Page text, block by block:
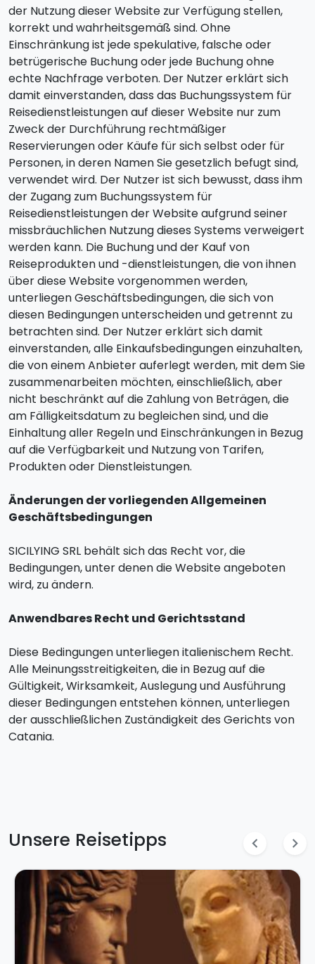
der Nutzung dieser Website zur Verfügung stellen,
korrekt und wahrheitsgemäß sind. Ohne
Einschränkung ist jede spekulative, falsche oder
betrügerische Buchung oder jede Buchung ohne
echte Nachfrage verboten. Der Nutzer erklärt sich
damit einverstanden, dass das Buchungssystem für
Reisedienstleistungen auf dieser Website nur zum
Zweck der Durchführung rechtmäßiger
Reservierungen oder Käufe für sich selbst oder für
Personen, in deren Namen Sie gesetzlich befugt sind,
verwendet wird. Der Nutzer ist sich bewusst, dass ihm
der Zugang zum Buchungssystem für
Reisedienstleistungen der Website aufgrund seiner
missbräuchlichen Nutzung dieses Systems verweigert
werden kann. Die Buchung und der Kauf von
Reiseprodukten und -dienstleistungen, die von ihnen
über diese Website vorgenommen werden,
unterliegen Geschäftsbedingungen, die sich von
diesen Bedingungen unterscheiden und getrennt zu
betrachten sind. Der Nutzer erklärt sich damit
einverstanden, alle Einkaufsbedingungen einzuhalten,
die von einem Anbieter auferlegt werden, mit dem Sie
zusammenarbeiten möchten, einschließlich, aber
nicht beschränkt auf die Zahlung von Beträgen, die
am Fälligkeitsdatum zu begleichen sind, und die
Einhaltung aller Regeln und Einschränkungen in Bezug
auf die Verfügbarkeit und Nutzung von Tarifen,
Produkten oder Dienstleistungen.
Änderungen der vorliegenden Allgemeinen
Geschäftsbedingungen
SICILYING SRL behält sich das Recht vor, die
Bedingungen, unter denen die Website angeboten
wird, zu ändern.
Anwendbares Recht und Gerichtsstand
Diese Bedingungen unterliegen italienischem Recht.
Alle Meinungsstreitigkeiten, die in Bezug auf die
Gültigkeit, Wirksamkeit, Auslegung und Ausführung
dieser Bedingungen entstehen können, unterliegen
der ausschließlichen Zuständigkeit des Gerichts von
Catania.
Unsere Reisetipps chevron_left chevron_right